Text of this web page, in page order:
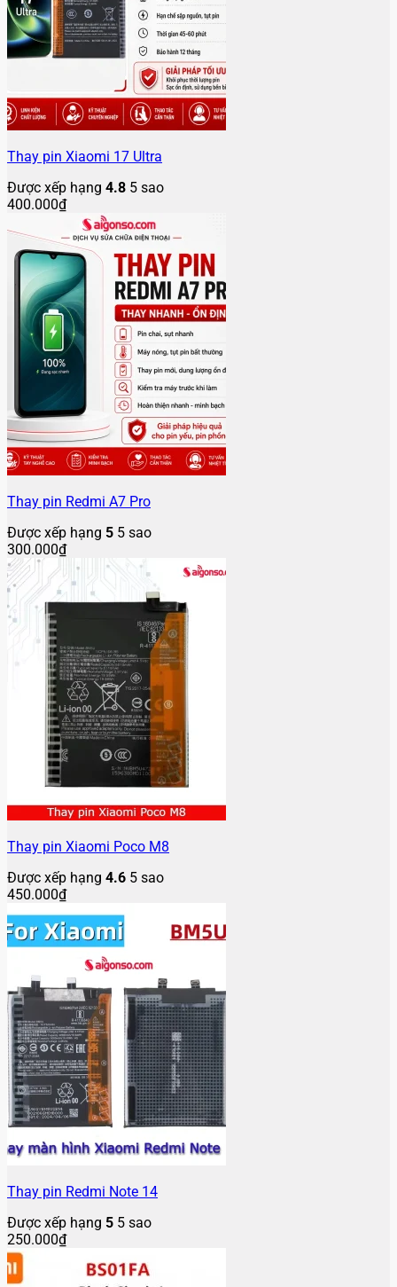
Thay pin Xiaomi 17 Ultra
Được xếp hạng 4.8 5 sao
400.000₫
Thay pin Redmi A7 Pro
Được xếp hạng 5 5 sao
300.000₫
Thay pin Xiaomi Poco M8
Được xếp hạng 4.6 5 sao
450.000₫
Thay pin Redmi Note 14
Được xếp hạng 5 5 sao
250.000₫